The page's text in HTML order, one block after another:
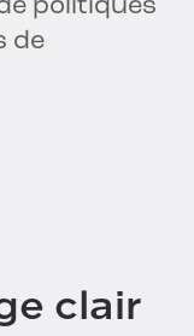
politiques
de
clair